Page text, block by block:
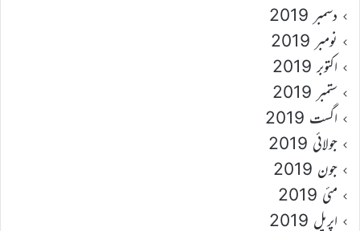
دسمبر 2019
نومبر 2019
اکتوبر 2019
ستمبر 2019
اگست 2019
جولائی 2019
جون 2019
مئی 2019
اپریل 2019